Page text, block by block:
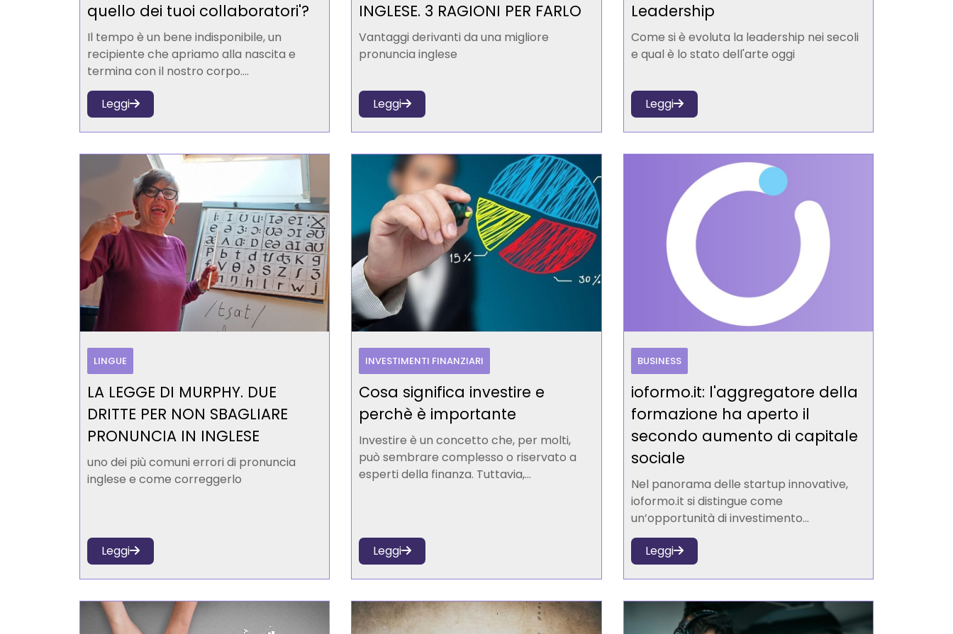
quello dei tuoi collaboratori'?
Il tempo è un bene indisponibile, un
recipiente che apriamo alla nascita e
termina con il nostro corpo....
Leggi
INGLESE. 3 RAGIONI PER FARLO
Vantaggi derivanti da una migliore
pronuncia inglese
Leggi
Leadership
Come si è evoluta la leadership nei secoli
e qual è lo stato dell'arte oggi
Leggi
LINGUE
LA LEGGE DI MURPHY. DUE
DRITTE PER NON SBAGLIARE
PRONUNCIA IN INGLESE
uno dei più comuni errori di pronuncia
inglese e come correggerlo
Leggi
INVESTIMENTI FINANZIARI
Cosa significa investire e
perchè è importante
Investire è un concetto che, per molti,
può sembrare complesso o riservato a
esperti della finanza. Tuttavia,...
Leggi
BUSINESS
ioformo.it: l'aggregatore della
formazione ha aperto il
secondo aumento di capitale
sociale
Nel panorama delle startup innovative,
ioformo.it si distingue come
un’opportunità di investimento...
Leggi